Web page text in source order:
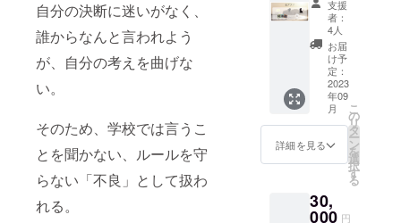
自分の決断に迷いがなく、
誰からなんと言われよう
が、自分の考えを曲げな
い。
そのため、学校では言うこ
とを聞かない、ルールを守
らない「不良」として扱わ
れる。
一種)
する名
前や公
序良俗
に反す
るお名
前は掲
載いた
しかね
ますの
で、予
い。）
・ミニ
・エン
ドロー
ルクレ
ジット
(中)
（ご支
援時、
必ず備
考欄に
ご希望
のお名
前
クネー
ム可）
支援
者：
4人
お届
け予
定：
2023
年09
月
詳細を見る
こ
の
リ
タ
ー
ン
を
選
択
す
る
30,
000 円